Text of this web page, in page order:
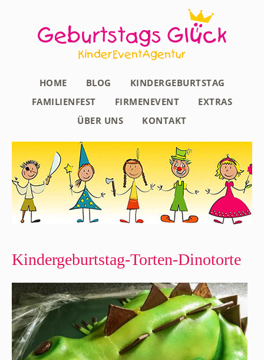
HOME BLOG
KINDERGEBURTSTAG
FAMILIENFEST
FIRMENEVENT
EXTRAS
ÜBER UNS
KONTAKT
Kindergeburtstag-Torten-Dinotorte